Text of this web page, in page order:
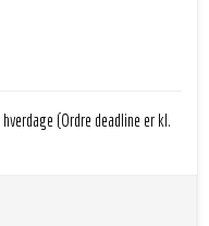
(Ordre deadline er kl.